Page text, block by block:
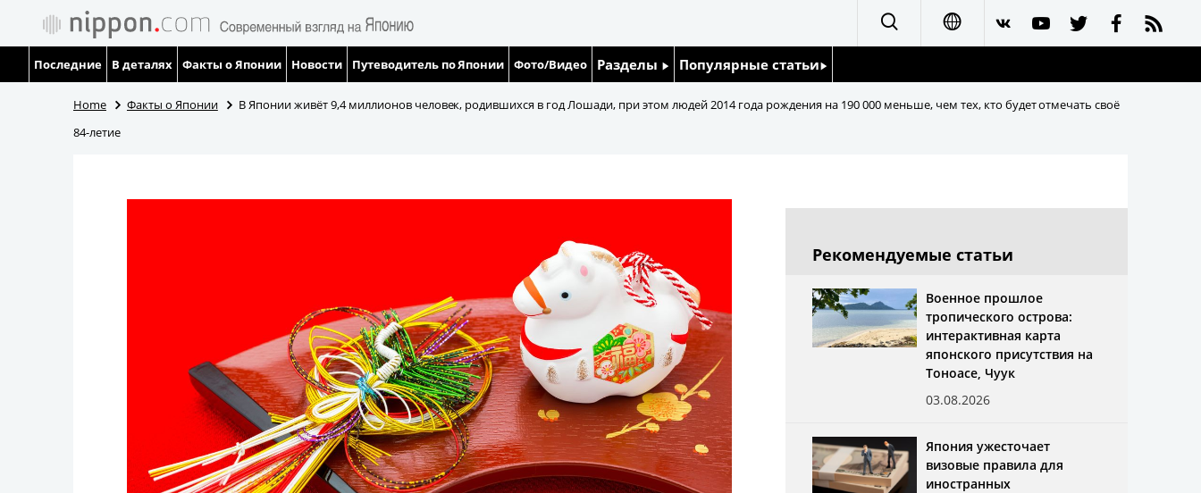
English
繁體字
Français
Español
العربية
Последние В деталях Факты о Японии Новости Путеводитель по Японии Фото/Видео Разделы
Люди
Политика
Общество
Культура
Жизнь
Технологии
Токио
Популярные статьи
Японский язык
Семья
Home Факты о Японии
В Японии живёт 9,4 миллионов человек, родившихся в год Лошади, при этом людей 2014 года рождения на 190 000 меньше, чем тех, кто будет отмечать своё
84-летие
Рекомендуемые статьи
Военное прошлое
тропического острова:
интерактивная карта
японского присутствия на
Тоноасе, Чуук
03.08.2026
Япония ужесточает
визовые правила для
иностранных